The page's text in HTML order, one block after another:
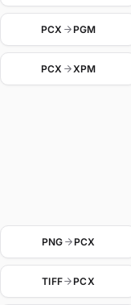
PCX PGM
PCX XPM
PNG PCX
TIFF PCX